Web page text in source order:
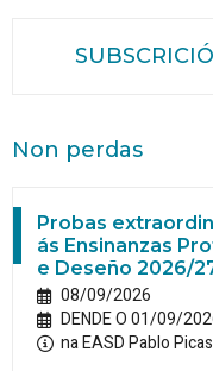
Non perdas
Probas
ás Ensinanzas
e Deseño 2026/
08/09/2026
DENDE O 01/09/
na EASD Pablo